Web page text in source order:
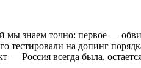
мы знаем точно: первое —
тестировали на допинг
— Россия всегда была,